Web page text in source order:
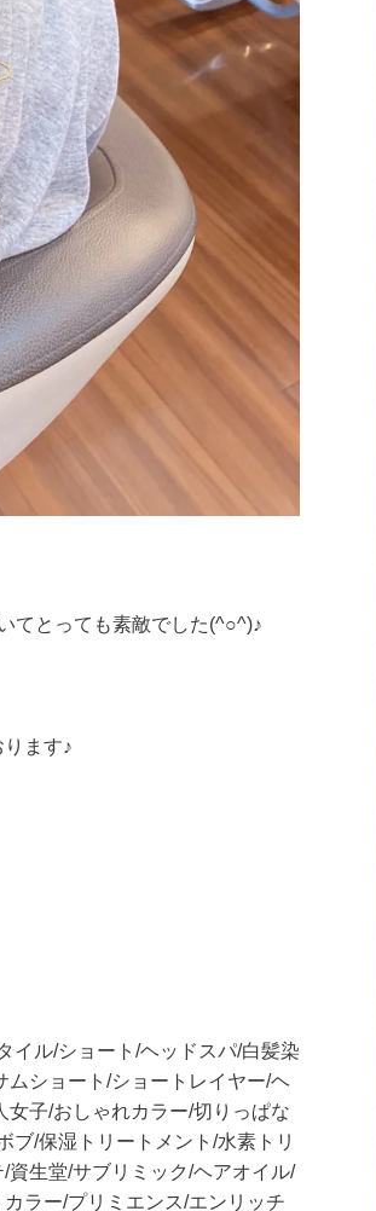
てとっても素敵でした(^○^)♪
ます♪
イル/ショート/ヘッドスパ/白髪染
ショート/ショートレイヤー/ヘ
子/おしゃれカラー/切りっぱな
ブ/保湿トリートメント/水素トリ
生堂/サブリミック/ヘアオイル/
ラー/プリミエンス/エンリッチ